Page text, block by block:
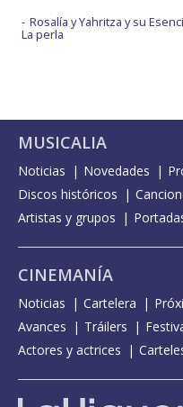
Rosalía y Yahritza y su
La perla
MUSICALIA
Noticias Novedades
Discos históricos
Artistas y grupos
CINEMANÍA
Noticias Cartelera
Avances
Tráilers
Actores y actrices